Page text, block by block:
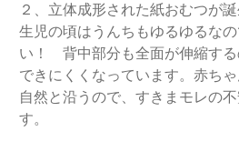
２
、立体成形された紙おむつが
生児の頃はうんちもゆるゆるな
い！ 背中部分も全面が伸縮する
できにくくなっています。赤ち
自然と沿うので、すきまモレの
す。